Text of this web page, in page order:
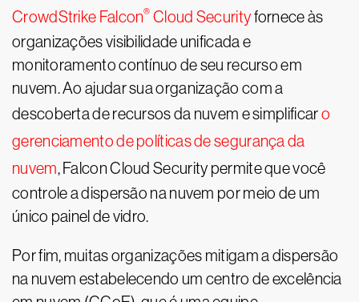
CrowdStrike Falcon® Cloud Securityfornece às
organizações visibilidade unificada e
monitoramento contínuo de seu recurso em
nuvem. Ao ajudar sua organização com a
descoberta de recursos da nuvem e simplificaro
gerenciamento de políticas de segurança da
nuvem, Falcon Cloud Security permite que você
controle a dispersão na nuvem por meio de um
único painel de vidro.
Por fim, muitas organizações mitigam a dispersão
na nuvem estabelecendo um centro de excelência